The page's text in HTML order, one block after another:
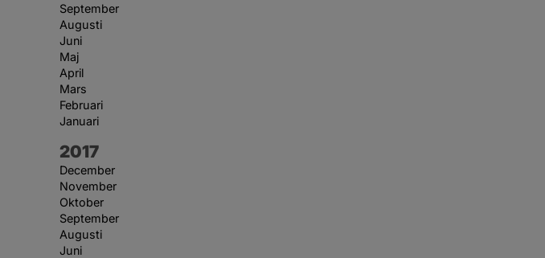
September
Augusti
Juni
Maj
April
Mars
Februari
Januari
År:
2017
December
November
Oktober
September
Augusti
Juni